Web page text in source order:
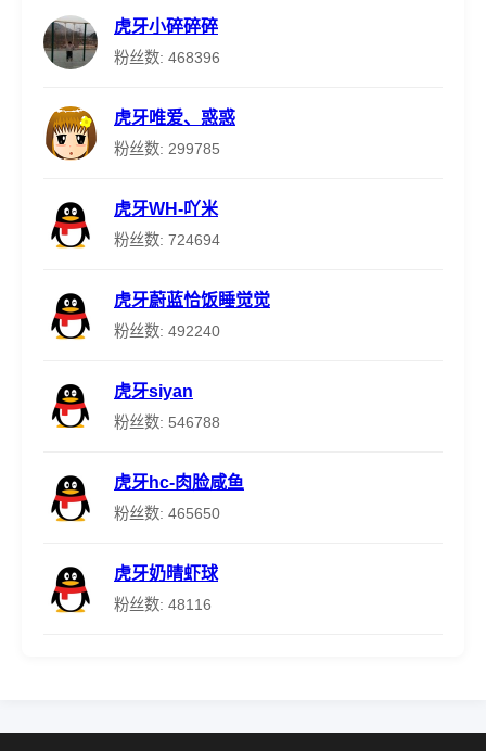
虎牙小碎碎碎
粉丝数: 468396
虎牙唯爱、惑惑
粉丝数: 299785
虎牙WH-吖米
粉丝数: 724694
虎牙蔚蓝恰饭睡觉觉
粉丝数: 492240
虎牙siyan
粉丝数: 546788
虎牙hc-肉脸咸鱼
粉丝数: 465650
虎牙奶晴虾球
粉丝数: 48116